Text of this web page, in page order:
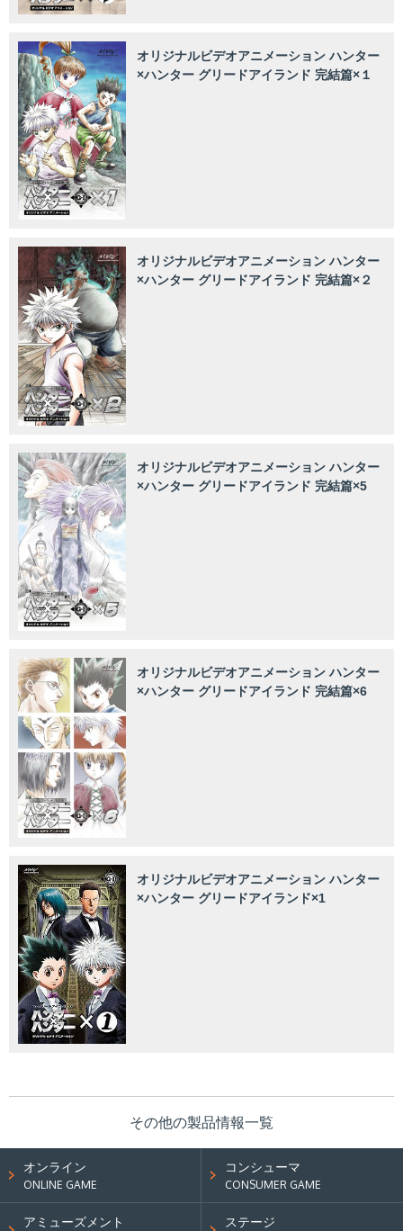
オリジナルビデオアニメーション ハンター
×ハンター グリードアイランド 完結篇×１
オリジナルビデオアニメーション ハンター
×ハンター グリードアイランド 完結篇×２
オリジナルビデオアニメーション ハンター
×ハンター グリードアイランド 完結篇×5
オリジナルビデオアニメーション ハンター
×ハンター グリードアイランド 完結篇×6
オリジナルビデオアニメーション ハンター
×ハンター グリードアイランド×1
その他の製品情報一覧
オンライン
ONLINE GAME
コンシューマ
CONSUMER GAME
アミューズメント ステージ